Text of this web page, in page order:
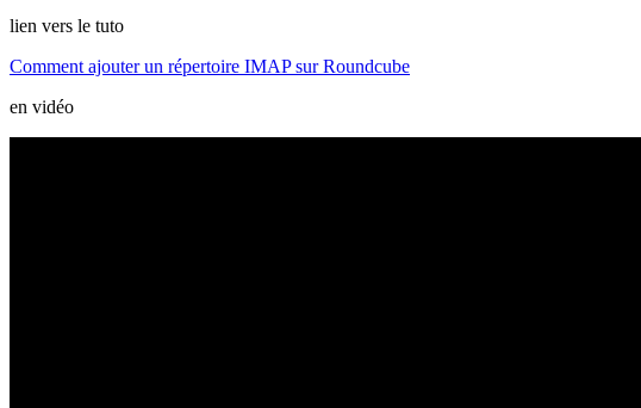
lien vers le tuto
Comment ajouter un répertoire IMAP sur Roundcube
en vidéo